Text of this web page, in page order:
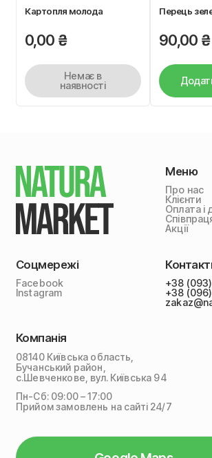
Картопля молода
0,00 ₴
Немає в
наявності
Перець
90,00 ₴
Меню
Про нас
Клієнти
Оплата і
Акції
Соцмережі
Facebook
Instagram
+38 (093)
+38 (096)
Компанія
08140 Київська область,
Бучанський район,
с.Шевченкове, вул. Київська 94
Пн-Сб: 09:00 – 17:00
Прийом замовлень на сайті 24/7